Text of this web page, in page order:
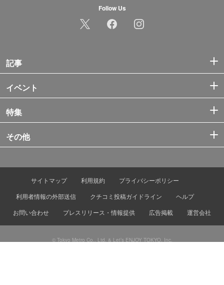
Follow Us
記事
イベント
特集
その他
サイトマップ 利用規約
プライバシーポリシー
利用者情報の外部送信
クチコミ投稿ガイドライン
ヘルプ
お問い合わせ
プレスリリース・情報提供 広告掲載 運営会社
© Tokyo Metro Co., Ltd. & Let’s ENJOY TOKYO, Inc.